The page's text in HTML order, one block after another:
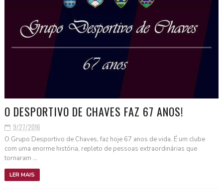
O DESPORTIVO DE CHAVES FAZ 67 ANOS!
9/27/2016
O Grupo Desportivo de Chaves, faz hoje 67 anos de vida. É um clube
com uma enorme história, repleto de pessoas extraordinárias que
tornaram ...
LER MAIS